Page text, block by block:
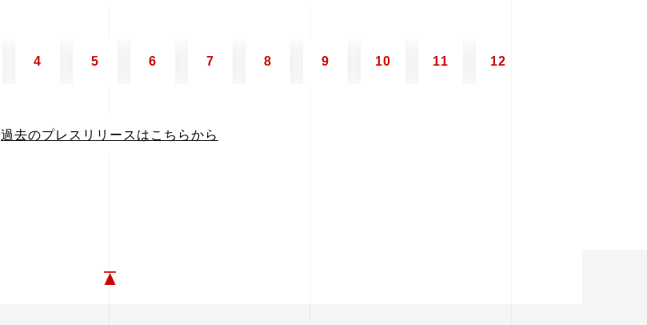
4 5 6 7 8 9 10 11 12
過去のプレスリリースはこちらから